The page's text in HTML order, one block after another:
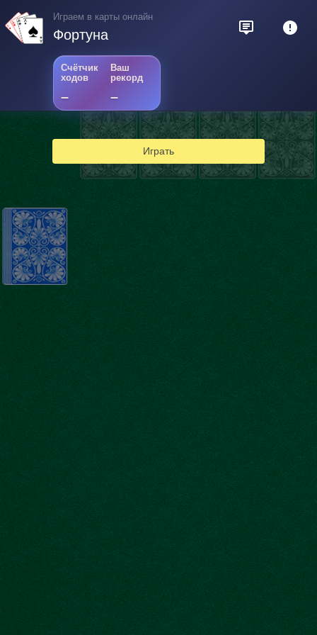
Играем в карты онлайн
Фортуна
Счётчик
ходов
–
Ваш
рекорд
–
Играть